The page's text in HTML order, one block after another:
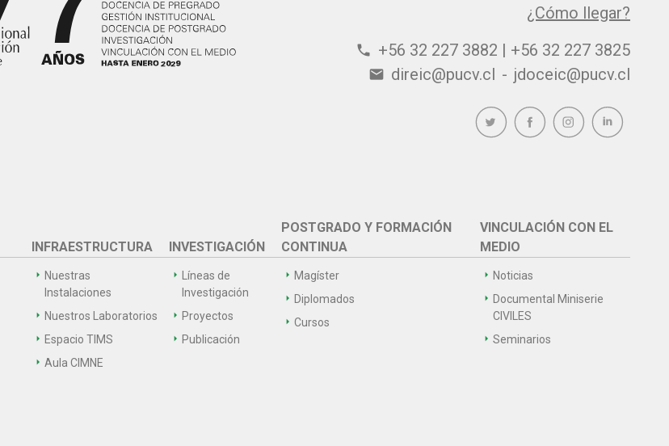
¿Cómo llegar?
phone +56 32 227 3882 | +56 32 227 3825
email direic@pucv.cl - jdoceic@pucv.cl
INFRAESTRUCTURA
Nuestras
Instalaciones
Nuestros Laboratorios
Espacio TIMS
Aula CIMNE
INVESTIGACIÓN
Líneas de
Investigación
Proyectos
Publicación
POSTGRADO Y FORMACIÓN
CONTINUA
Magíster
Diplomados
Cursos
VINCULACIÓN CON EL
MEDIO
Noticias
Documental Miniserie
CIVILES
Seminarios